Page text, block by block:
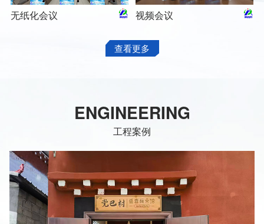
无纸化会议 视频会议
查看更多
ENGINEERING
工程案例